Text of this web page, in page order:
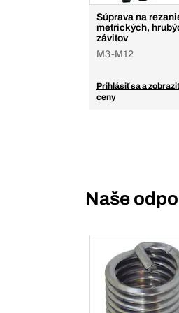
Súprava na
metrických,
závitov
M3-M12
Prihlásiť sa a zobraziť
ceny
Naše